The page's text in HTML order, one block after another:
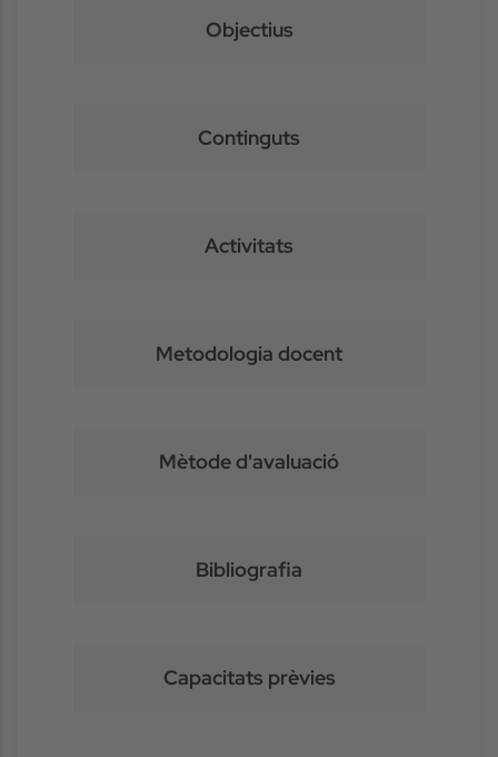
Objectius
Continguts
Activitats
Metodologia docent
Mètode d'avaluació
Bibliografia
Capacitats prèvies